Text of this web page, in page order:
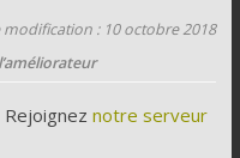
modification : 10 octobre 2018
notre serveur